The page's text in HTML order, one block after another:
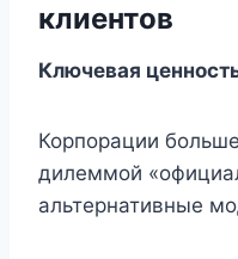
клиентов
Ключевая
Корпорации
дилеммой
альтернативные